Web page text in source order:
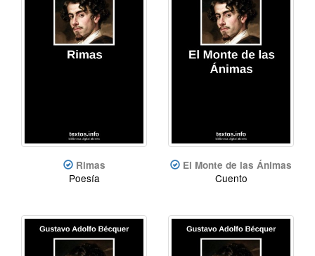
Rimas
Poesía
El Monte de las Ánimas
Cuento